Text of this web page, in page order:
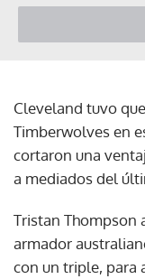
Cleveland tuvo
Timberwolves en
cortaron una
a mediados del
Tristan Thompson
armador
con un triple, para